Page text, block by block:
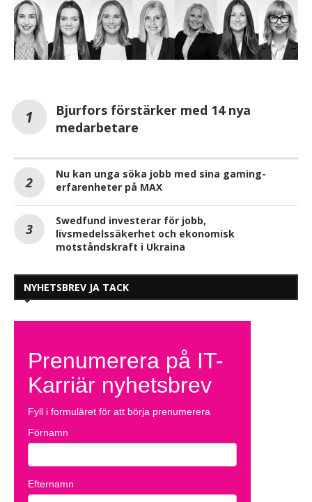
Bjurfors förstärker med 14 nya
medarbetare
Nu kan unga söka jobb med sina gaming-
erfarenheter på MAX
Swedfund investerar för jobb,
livsmedelssäkerhet och ekonomisk
motståndskraft i Ukraina
NYHETSBREV JA TACK